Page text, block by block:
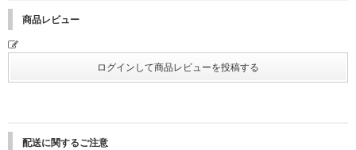
定)」よりログイン可能となります。ログイン可能となりましたら、ticket b
oardよりメールにてご案内いたします。
が同じメールアドレスを使用されるとticket boardからのメールが届かなく
なります。また、マイページへのログインもできなくなりますので、ご注意
ください。
＜電子チケット発券について＞
商品レビュー
配送に関するご注意